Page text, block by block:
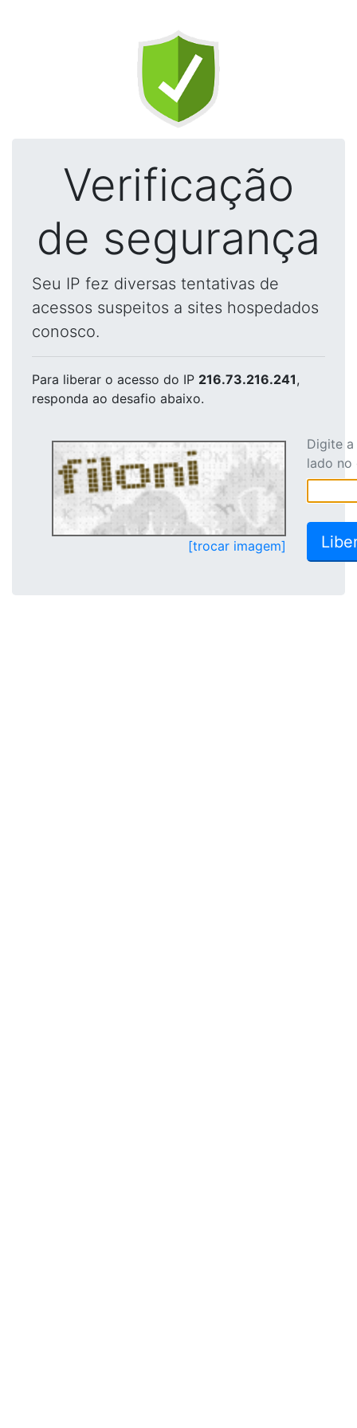
Verificação
de segurança
Seu IP fez diversas tentativas de
acessos suspeitos a sites hospedados
conosco.
Para liberar o acesso do IP 216.73.216.241,
responda ao desafio abaixo.
[trocar imagem]
Digite
lado no